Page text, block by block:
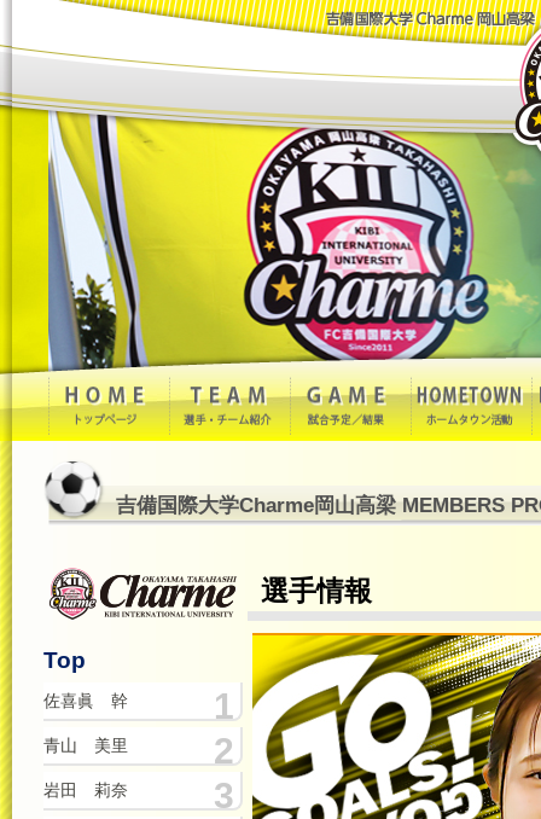
吉備国際大学Charme岡山高梁 MEMBERS
選手情報
Top
佐喜眞 幹 1
青山 美里 2
岩田 莉奈 3